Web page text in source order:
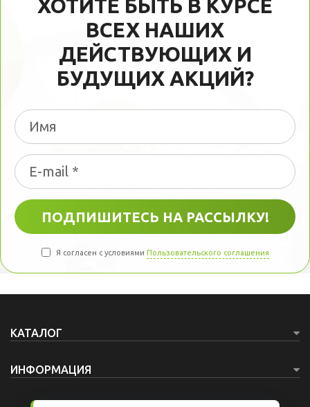
ХОТИТЕ БЫТЬ В КУРСЕ
ВСЕХ НАШИХ
ДЕЙСТВУЮЩИХ И
БУДУЩИХ АКЦИЙ?
Я согласен с условиями Пользовательского соглашения
КАТАЛОГ
ИНФОРМАЦИЯ